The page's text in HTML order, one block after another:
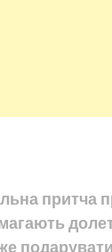
притча